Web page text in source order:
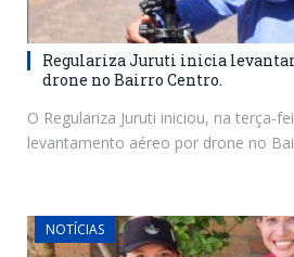
Regulariza Juruti inicia
drone no Bairro Centro.
O Regulariza Juruti iniciou, na terça-
levantamento aéreo por drone no
NOTÍCIAS